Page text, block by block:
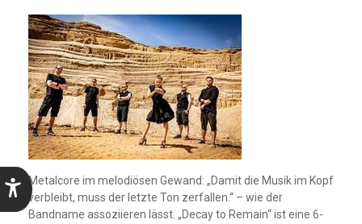
Metalcore im melodiösen Gewand: „Damit die Musik im Kopf
verbleibt, muss der letzte Ton zerfallen.“ – wie der
Bandname assoziieren lässt. „Decay to Remain“ ist eine 6-